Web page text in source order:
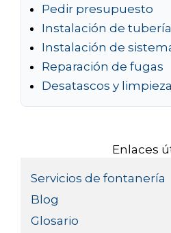
Pedir presupuesto
Instalación de
Instalación de
Reparación de fugas
Desatascos y
Enlaces
Servicios de fontanería
Blog
Glosario